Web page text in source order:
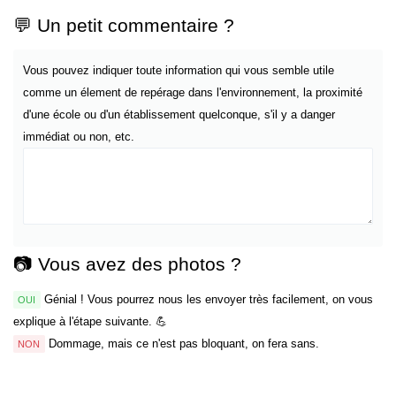
💬 Un petit commentaire ?
Vous pouvez indiquer toute information qui vous semble utile
comme un élement de repérage dans l'environnement, la proximité
d'une école ou d'un établissement quelconque, s'il y a danger
immédiat ou non, etc.
📷 Vous avez des photos ?
OUI
Génial ! Vous pourrez nous les envoyer très facilement, on vous
explique à l'étape suivante. 💪
NON Dommage, mais ce n'est pas bloquant, on fera sans.